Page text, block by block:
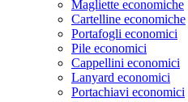
Magliette economiche
Cartelline economiche
Portafogli economici
Pile economici
Cappellini economici
Lanyard economici
Portachiavi economici